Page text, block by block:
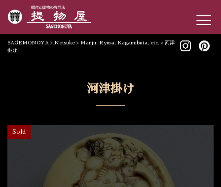
SAGEMONOYA > Netsuke > Manju, Ryusa, Kagamibuta, etc. > 河津
掛け
河津掛け
Sold